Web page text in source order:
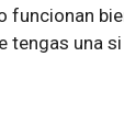
funcionan
tengas una